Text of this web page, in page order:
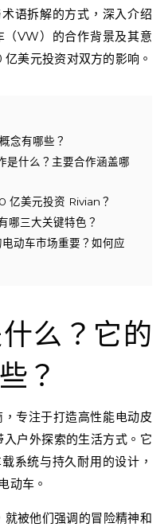
语拆解的方式，深入介绍
VW）的合作背景及其意
美元投资对双方的影响。
念有哪些？
是什么？主要合作涵盖哪
亿美元投资 Rivian？
哪三大关键特色？
动车市场重要？如何应
么？它的
？
专注于打造高性能电动皮
户外探索的生活方式。它
系统与持久耐用的设计，
动车。
被他们强调的冒险精神和